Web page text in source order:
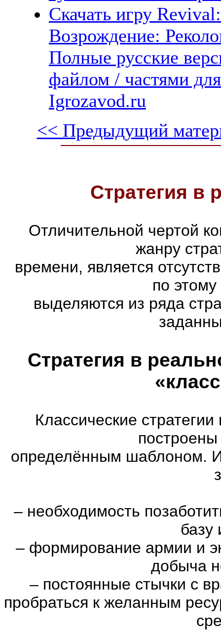
Скачать игру
Возрождение:
Полные русские
файлом / частями
Igrozavod.ru
<< Предыдущий
Стратегия в
Отличительной чертой
жанру
времени, является
по
выделяются из ряда
Стратегия в
Классические
построены
определённым шаблоном.
– необходимость
базу
–формирование армии и
добыча
– постоянные стычки с
пробраться к желанным